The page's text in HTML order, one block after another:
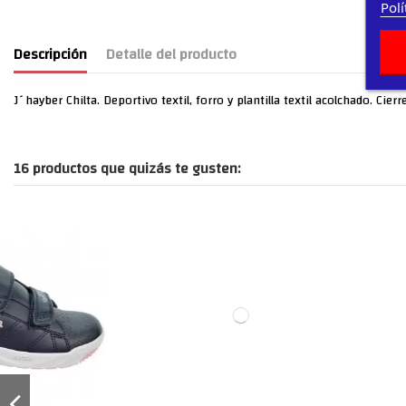
Descripción Detalle del producto
J´hayber Chilta. Deportivo textil, forro y plantilla textil acolchado.
16 productos que quizás te gusten: